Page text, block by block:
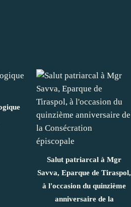
Salut patriarcal à Mgr
Savva, Eparque de Tiraspol,
à l'occasion du quinzième
anniversaire de la